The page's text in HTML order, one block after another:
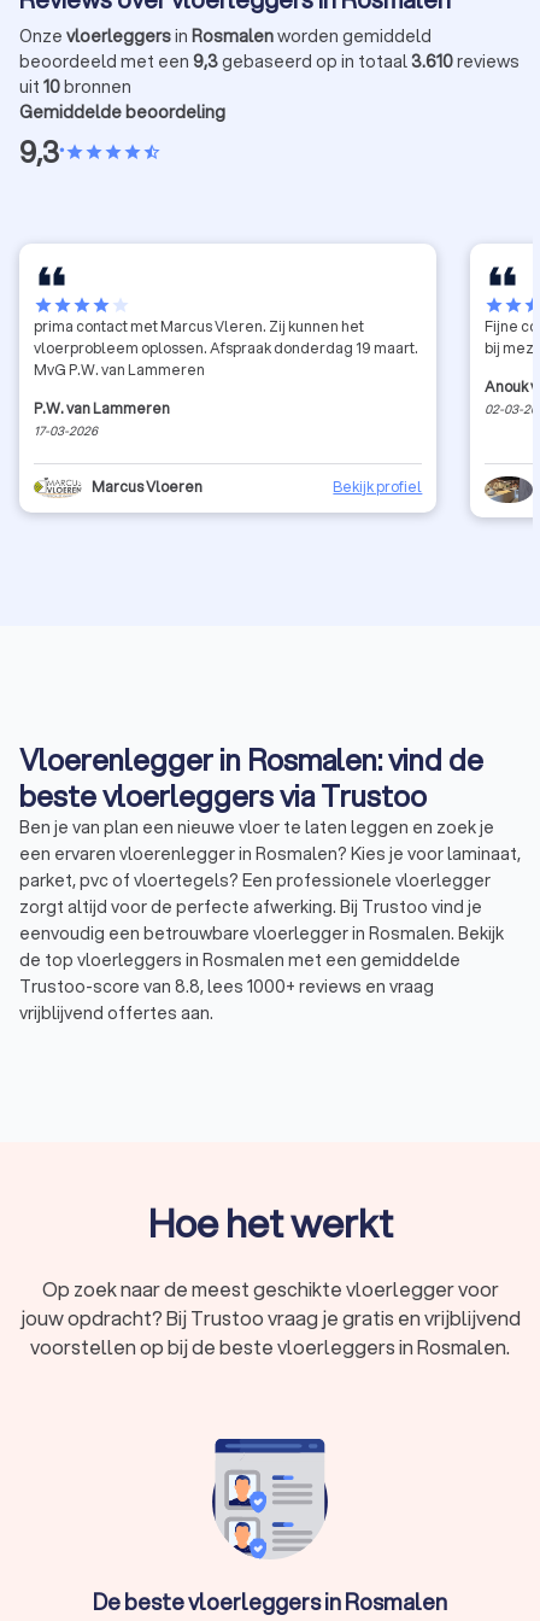
Onze vloerleggersin Rosmalenworden gemiddeld
beoordeeld met een 9,3gebaseerd op in totaal3.610reviews
uit 10bronnen
Gemiddelde beoordeling
9,3•starstarstarstarstar_half
starstarstarstarstar
prima contact met Marcus Vleren. Zij kunnen het
vloerprobleem oplossen. Afspraak donderdag 19 maart.
MvG P.W. van Lammeren
P.W. van Lammeren
17-03-2026
Marcus Vloeren Bekijk profiel
starstar
Fijne
bij
Anouk
02-03-
Vloerenlegger in Rosmalen: vind de
beste vloerleggers via Trustoo
Ben je van plan een nieuwe vloer te laten leggen en zoek je
een ervaren vloerenlegger in Rosmalen? Kies je voor laminaat,
parket, pvc of vloertegels? Een professionele vloerlegger
zorgt altijd voor de perfecte afwerking. Bij Trustoo vind je
eenvoudig een betrouwbare vloerlegger in Rosmalen. Bekijk
de top vloerleggers in Rosmalen met een gemiddelde
Trustoo-score van 8.8, lees 1000+ reviews en vraag
vrijblijvend offertes aan.
visgraatpatronen. Het werk van een vloerlegger bestaat uit
meerdere stappen, waaronder voorbereiding, installatie en
Een vloerlegger voert de volgende werkzaamheden uit:
Vloer aanleveren: Het vloerbedrijf heeft diverse soorten
vloerbedekking waar je uit kunt kiezen en levert de vloer
bij je thuis.
de vloerlegger met hetegaliseren van de vloer
zorg je dat je vloerbedekking straks niet ongelijk ligt.
Aanbrengen van de ondervloer: Voordat de vloer wordt
gelegd, brengt de vloerenlegger isolerende platen of
folie aan op de ondergrond. Dit zorgt voor betere
vochtproblemen. Als je in een appartementencomplex
Hoe het werkt
Op zoek naar de meest geschikte vloerlegger voor
jouw opdracht? Bij Trustoo vraag je gratis en vrijblijvend
voorstellen op bij de beste vloerleggers in Rosmalen.
De beste vloerleggers in Rosmalen